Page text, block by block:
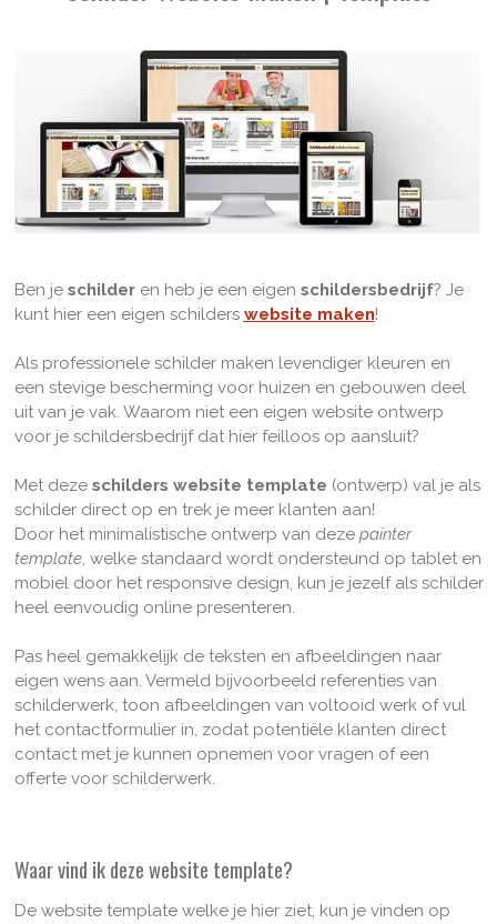
Ben je schilderen heb je een eigen schildersbedrijf? Je
kunt hier een eigen schilders website maken!
Als professionele schilder maken levendiger kleuren en
een stevige bescherming voor huizen en gebouwen deel
uit van je vak. Waarom niet een eigen website ontwerp
voor je schildersbedrijf dat hier feilloos op aansluit?
Met deze schilders website template (ontwerp) val je als
schilder direct op en trek je meer klanten aan!
Door het minimalistische ontwerp van deze painter
template, welke standaard wordt ondersteund op tablet en
mobiel door het responsive design, kun je jezelf als schilder
heel eenvoudig online presenteren.
Pas heel gemakkelijk de teksten en afbeeldingen naar
eigen wens aan. Vermeld bijvoorbeeld referenties van
schilderwerk, toon afbeeldingen van voltooid werk of vul
het contactformulier in, zodat potentiële klanten direct
contact met je kunnen opnemen voor vragen of een
offerte voor schilderwerk.
Waar vind ik deze website template?
De website template welke je hier ziet, kun je vinden op